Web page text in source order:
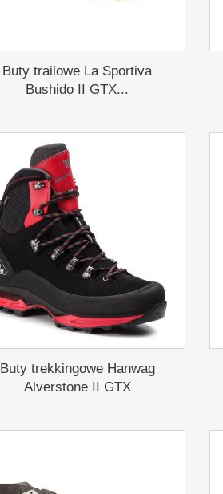
Buty trailowe La Sportiva
Bushido II GTX...
Buty trekkingowe Hanwag
Alverstone II GTX